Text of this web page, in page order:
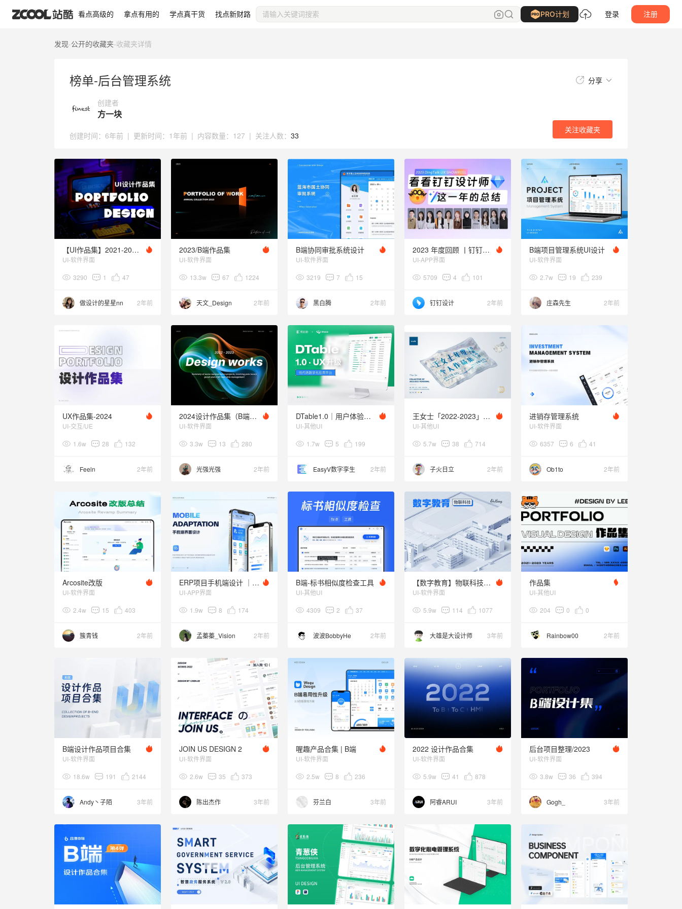
看点高级的 拿点有用的 学点真干货 找点新财路 PRO计划 登录 注册
发现-公开的收藏夹-收藏夹详情
榜单-后台管理系统 分享
创建者
方一块
创建时间： 6年前 | 更新时间： 1年前 | 内容数量： 127 | 关注人数： 33
关注收藏夹
榜单-后台管理系统 关注 收藏夹
【UI作品集】2021-2023作品集整理
UI-软件界面
3290 1 47
做设计的星星nn 2年前
2023/B端作品集
UI-软件界面
13.3w 67 1224
天文_Design 2年前
B端协同审批系统设计
UI-软件界面
3219 7 15
黑白腾 2年前
2023 年度回顾 丨钉钉用户体验 SHOWREEL
UI-APP界面
5709 4 101
钉钉设计 2年前
B端项目管理系统UI设计
UI-软件界面
2.7w 19 239
庄森先生 2年前
UX作品集-2024
UI-交互/UE
1.6w 28 132
Feeln 2年前
2024设计作品集（B端产品）
UI-软件界面
3.3w 13 280
光强光强 2年前
DTable1.0｜用户体验全新升级
UI-其他UI
1.7w 5 199
EasyV数字孪生 2年前
王女士「2022-2023」个人简历
UI-其他UI
5.7w 38 714
子火日立 2年前
进销存管理系统
UI-软件界面
6357 6 41
Ob1to 2年前
Arcosite改版
UI-软件界面
2.4w 15 403
簇青钱 2年前
ERP项目手机端设计 ｜ 轻智造ERP管理系统
UI-APP界面
1.9w 8 174
孟蓁蓁_Vision 2年前
B端-标书相似度检查工具
UI-其他UI
4309 2 37
波波BobbyHe 2年前
【数字教育】物联科技体验设计
UI-软件界面
5.9w 114 1077
大雄是大设计师 3年前
作品集
UI-其他UI
204 0 0
Rainbow00 2年前
B端设计作品项目合集
UI-软件界面
18.6w 191 2144
Andy丶子陌 3年前
JOIN US DESIGN 2
UI-软件界面
2.6w 35 373
陈出杰作 3年前
喔趣产品合集 | B端
UI-软件界面
2.5w 8 236
芬兰白 3年前
2022 设计作品合集
UI-软件界面
5.9w 41 878
阿睿ARUI 3年前
后台项目整理/2023
UI-软件界面
3.8w 36 394
Gogh_ 3年前